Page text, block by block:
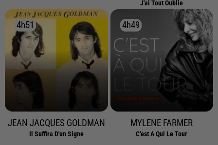
J'ai Tout Oublie
4h51
4h51
JEAN JACQUES GOLDMAN
Il Suffira D'un Signe
4h49
4h49
MYLENE FARMER
C'est A Qui Le Tour